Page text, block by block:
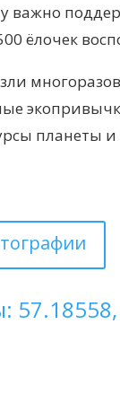
важно
ёлочек
планеты